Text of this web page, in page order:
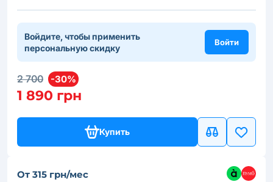
Войдите, чтобы применить
персональную скидку
Войти
2 700 -30%
1 890 грн
Купить
От 315 грн/мес